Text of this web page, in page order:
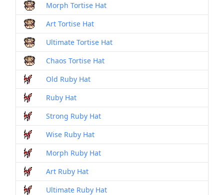
Morph Tortise Hat
Art Tortise Hat
Ultimate Tortise Hat
Chaos Tortise Hat
Old Ruby Hat
Ruby Hat
Strong Ruby Hat
Wise Ruby Hat
Morph Ruby Hat
Art Ruby Hat
Ultimate Ruby Hat